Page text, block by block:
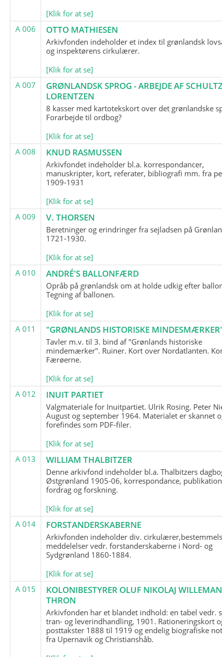
[Klik for at se]
A 006
OTTO MATHIESEN
Arkivfonden indeholder et index til grønlandsk
og inspektørens cirkulærer.
[Klik for at se]
A 007
GRØNLANDSK SPROG - ARBEJDE AF
LORENTZEN
8 kasser med kartotekskort over det grønlandske
Forarbejde til ordbog?
[Klik for at se]
A 008
KNUD RASMUSSEN
Arkivfondet indeholder bl.a. korrespondancer,
manuskripter, kort, referater, bibliografi mm. fra
1909-1931
[Klik for at se]
A 009
V. THORSEN
Beretninger og erindringer fra sejladsen på
1721-1930.
[Klik for at se]
A 010
ANDRÉ'S BALLONFÆRD
Opråb på grønlandsk om at holde udkig efter
Tegning af ballonen.
[Klik for at se]
A 011
"GRØNLANDS HISTORISKE
Tavler m.v. til 3. bind af "Grønlands historiske
mindemærker". Ruiner. Kort over Nordatlanten.
Færøerne.
[Klik for at se]
A 012
INUIT PARTIET
Valgmateriale for Inuitpartiet. Ulrik Rosing. Peter
August og september 1964. Materialet er skannet
forefindes som PDF-filer.
[Klik for at se]
A 013
WILLIAM THALBITZER
Denne arkivfond indeholder bl.a. Thalbitzers
Østgrønland 1905-06, korrespondance,
fordrag og forskning.
[Klik for at se]
A 014
FORSTANDERSKABERNE
Arkivfonden indeholder div.
meddelelser vedr. forstanderskaberne i Nord- og
Sydgrønland 1860-1884.
[Klik for at se]
A 015
KOLONIBESTYRER OLUF NIKOLAJ
THRON
Arkivfonden har et blandet indhold: en tabel vedr.
tran- og leverindhandling, 1901. Rationeringskort
posttakster 1888 til 1919 og endelig biografiske
fra Upernavik og Christianshåb.